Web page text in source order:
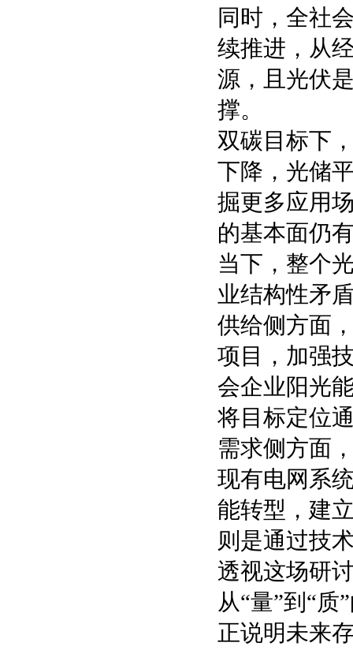
同时，全社
续推进，从
源，且光伏
撑。
双碳目标下
下降，光储
掘更多应用
的基本面仍
当下，整个
业结构性矛
供给侧方面
项目，加强
会企业阳光
将目标定位
需求侧方面
现有电网系
能转型，建
则是通过技
透视这场研
从“量”到“
正说明未来